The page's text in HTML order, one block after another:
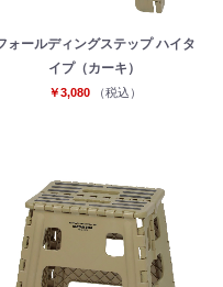
ォールディングステップ ハイタ
イプ（カーキ）
￥3,080 （税込）